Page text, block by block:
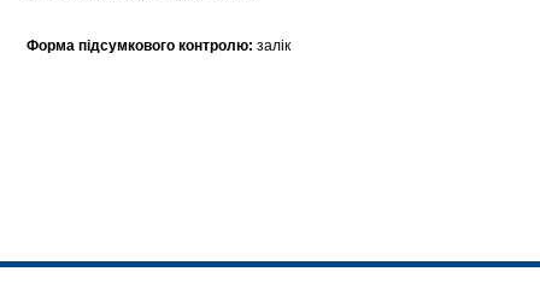
Форма підсумкового контролю: залік